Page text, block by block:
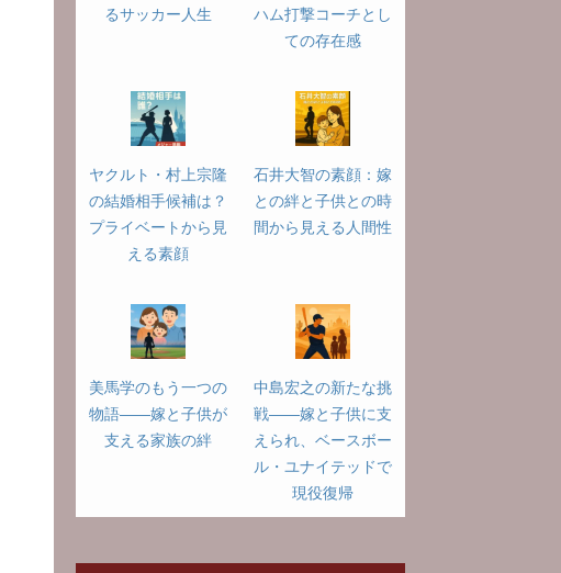
るサッカー人生
ハム打撃コーチとし
ての存在感
ヤクルト・村上宗隆
の結婚相手候補は？
プライベートから見
える素顔
石井大智の素顔：嫁
との絆と子供との時
間から見える人間性
美馬学のもう一つの
物語――嫁と子供が
支える家族の絆
中島宏之の新たな挑
戦――嫁と子供に支
えられ、ベースボー
ル・ユナイテッドで
現役復帰